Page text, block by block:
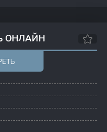
ОНЛАЙН